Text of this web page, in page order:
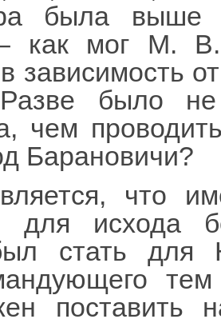
была выше
как мог М. В.
зависимость
было
чем
Барановичи?
что
для исхода
стать для
поставить